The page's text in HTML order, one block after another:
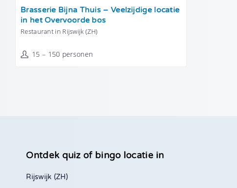
Tonen
Brasserie Bijna Thuis – Veelzijdige locatie
in het Overvoorde bos
Restaurant in Rijswijk (ZH)
15 – 150 personen
Ontdek quiz of bingo locatie in
Rijswijk (ZH)